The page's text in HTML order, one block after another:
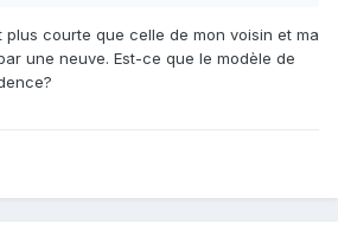
plus courte que celle de mon voisin et ma
une neuve. Est-ce que le modèle de